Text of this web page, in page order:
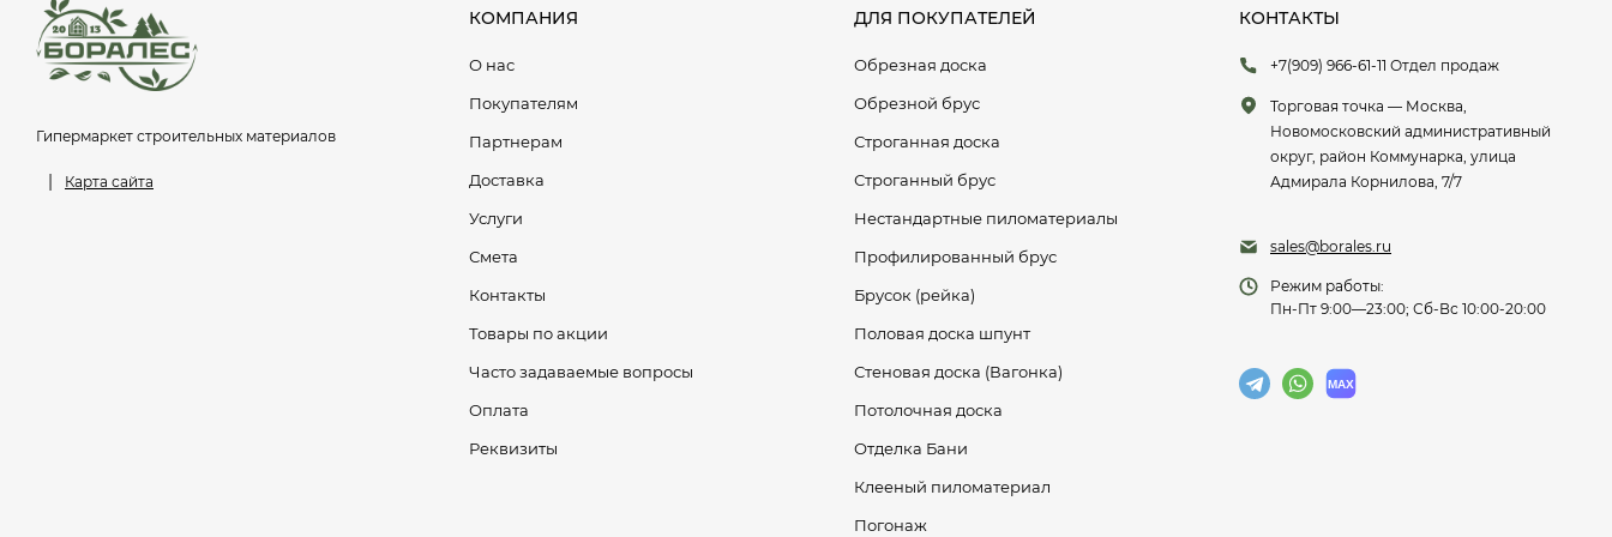
Гипермаркет строительных материалов
| Карта сайта
КОМПАНИЯ
О нас
Покупателям
Партнерам
Доставка
Услуги
Смета
Контакты
Товары по акции
Часто задаваемые вопросы
Оплата
Реквизиты
ДЛЯ ПОКУПАТЕЛЕЙ
Обрезная доска
Обрезной брус
Строганная доска
Строганный брус
Нестандартные пиломатериалы
Профилированный брус
Брусок (рейка)
Половая доска шпунт
Стеновая доска (Вагонка)
Потолочная доска
Отделка Бани
Клееный пиломатериал
Погонаж
КОНТАКТЫ
+7(909) 966-61-11 Отдел продаж
Торговая точка — Москва,
Новомосковский административный
округ, район Коммунарка, улица
Адмирала Корнилова, 7/7
sales@borales.ru
Режим работы:
Пн-Пт 9:00—23:00; Сб-Вс 10:00-20:00